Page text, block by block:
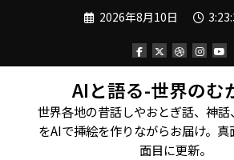
ツ
2026年8月10日
AIと語る-世界のむ
世界各地の昔話しやおとぎ話、神
をAIで挿絵を作りながらお届け。
面目に更新。